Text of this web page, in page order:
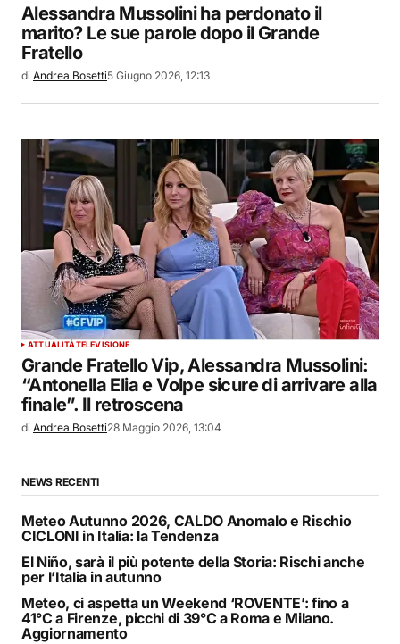
Alessandra Mussolini ha perdonato il
marito? Le sue parole dopo il Grande
Fratello
di Andrea Bosetti5 Giugno 2026, 12:13
ATTUALITÀTELEVISIONE
Grande Fratello Vip, Alessandra Mussolini:
“Antonella Elia e Volpe sicure di arrivare alla
finale”. Il retroscena
di Andrea Bosetti28 Maggio 2026, 13:04
NEWS RECENTI
Meteo Autunno 2026, CALDO Anomalo e Rischio
CICLONI in Italia: la Tendenza
El Niño, sarà il più potente della Storia: Rischi anche
per l’Italia in autunno
Meteo, ci aspetta un Weekend ‘ROVENTE’: fino a
41°C a Firenze, picchi di 39°C a Roma e Milano.
Aggiornamento